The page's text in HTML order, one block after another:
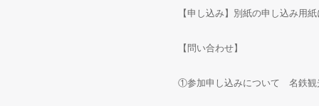
【申し込み】別紙の申し込み用
【問い合わせ】
①参加申し込みについて 名鉄